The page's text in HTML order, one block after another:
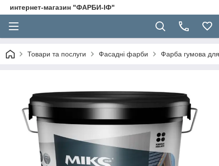
интернет-магазин "ФАРБИ-ІФ"
Товари та послуги Фасадні фарби Фарба гумова